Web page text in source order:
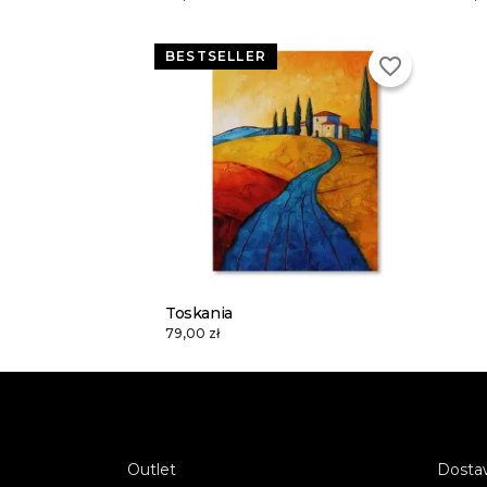
Toskania
79,00 zł
BESTSELLER favorite_border
Outlet